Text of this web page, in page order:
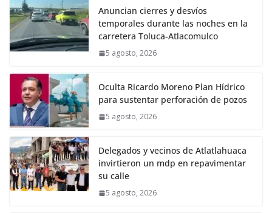
Anuncian cierres y desvíos
temporales durante las noches en la
carretera Toluca-Atlacomulco
5 agosto, 2026
Oculta Ricardo Moreno Plan Hídrico
para sustentar perforación de pozos
5 agosto, 2026
Delegados y vecinos de Atlatlahuaca
invirtieron un mdp en repavimentar
su calle
5 agosto, 2026